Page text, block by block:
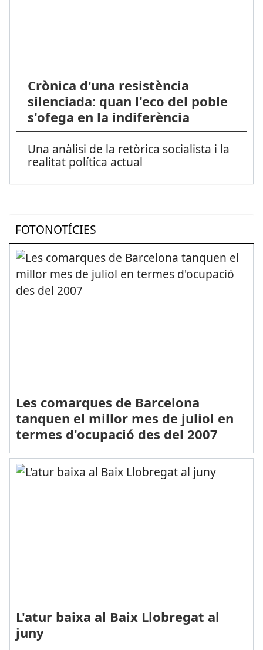
Crònica d'una resistència
silenciada: quan l'eco del poble
s'ofega en la indiferència
Una anàlisi de la retòrica socialista i la
realitat política actual
FOTONOTÍCIES
Les comarques de Barcelona
tanquen el millor mes de juliol en
termes d'ocupació des del 2007
L'atur baixa al Baix Llobregat al
juny